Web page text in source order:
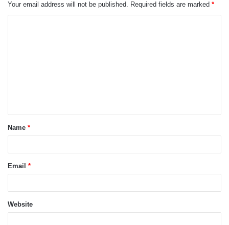
Your email address will not be published. Required fields are marked *
t
*Name *
Email *
Website